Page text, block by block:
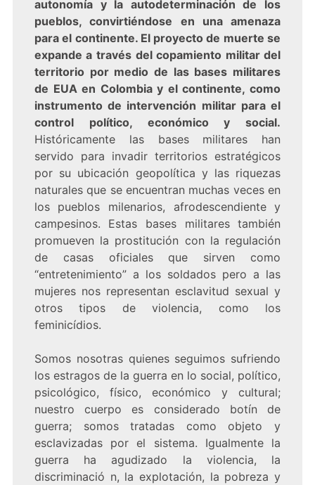
autonomía y la autodeterminación de los
pueblos, convirtiéndose en una amenaza
para el continente. El proyecto de muerte se
expande a través del copamiento militar del
territorio por medio de las bases militares
de EUA en Colombia y el continente, como
instrumento de intervención militar para el
control político, económico y social.
Históricamente las bases militares han
servido para invadir territorios estratégicos
por su ubicación geopolítica y las riquezas
naturales que se encuentran muchas veces en
los pueblos milenarios, afrodescendiente y
campesinos. Estas bases militares también
promueven la prostitución con la regulación
de casas oficiales que sirven como
“entretenimiento” a los soldados pero a las
mujeres nos representan esclavitud sexual y
otros tipos de violencia, como los
feminicídios.
Somos nosotras quienes seguimos sufriendo
los estragos de la guerra en lo social, político,
psicológico, físico, económico y cultural;
nuestro cuerpo es considerado botín de
guerra; somos tratadas como objeto y
esclavizadas por el sistema. Igualmente la
guerra ha agudizado la violencia, la
discriminació n, la explotación, la pobreza y